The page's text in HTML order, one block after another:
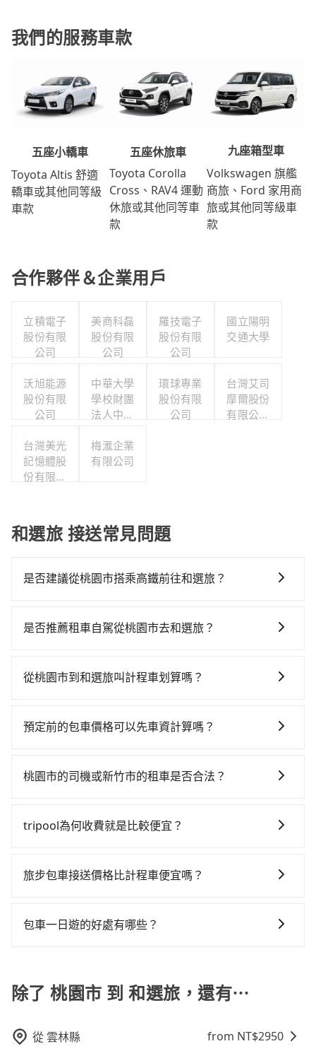
我們的服務車款
五座小轎車
Toyota Altis 舒適
轎車或其他同等級
車款
五座休旅車
Toyota Corolla
Cross、RAV4 運動
休旅或其他同等車
款
九座箱型車
Volkswagen 旗艦
商旅、Ford 家用商
旅或其他同等級車
款
合作夥伴＆企業用戶
立積電子
股份有限
公司
美商科磊
股份有限
公司
羅技電子
股份有限
公司
國立陽明
交通大學
沃旭能源
股份有限
公司
中華大學
學校財團
法人中華
環球專業
股份有限
公司
台灣艾司
摩爾股份
有限公司
台灣美光
記憶體股
份有限公
梅滙企業
有限公司
和選旅 接送常見問題
是否建議從桃園市搭乘高鐵前往和選旅？
時、轉車麻煩！桃園-新竹雖然一天最多時有61班車次，
桃園高鐵站，叫一輛計程車花費約400元、車程約20分
從桃園站前往新竹高鐵站，每人票價130元，再用5分鐘
地。全程加上轉車時間共1小時16分鐘，假設5位同行，
時47分鐘。選擇搭乘高鐵而不預約包車，不僅每人至少
以下要乘車，也可參考tripool的拼車共乘服務，最多可
是否推薦租車自駕從桃園市去和選旅？
時不需要閉目養神（因為要自己開車），最重要的是你
$115~205承租小轎車，每公里再額外加收$3.2，從桃園
返回），雖已將eTag和可能的每小時40元路邊停車費用
Yaris、Prius C、Vios這類乘坐體驗較差的車款，如果人
發現仍有上一組乘客遺留的垃圾或者撞凹的車門仍未被
還，又或者要還車時卻偏偏找不到停車位，對於急著用
距離，在遇到下雨天或者載行李時，就顯得非常不便。
從桃園市到和選旅叫計程車划算嗎？
灣大車隊、Uber、Line Taxi、Yoxi等，如果在路邊攔不
依照里程跳錶計算，價格約為1,535~1,800元間，若改選
叫兩輛計程車的費用就貴了，改預約一輛tripool的九人
預定前的包車價格可以先車資計算嗎？
無隱藏費用，讓您可以隨時掌握交通開支。
桃園市的司機或新竹市的租車是否合法？
車、私家車或野雞車在招攬生意，這不僅是違法可能被
都無法監控或追查。最好別為了省小錢而冒上不必要的
駕駛執照以及良民證外，車輛一定投保最高300萬乘客
tripool為何收費就是比較便宜？
一次使用tripool的會擔心價格比市價便宜不少，是不是
淘汰顧客評分較低的司機，且車輛均要求5年內新車，司
車率，也就是提高俗稱「回頭車」的比例。這不僅體現
雙十等）能用更少的司機來服務更多的旅客，意味著使
用到不熟悉的司機或者轉單給其他車行的情況比同行更
旅步包車接送價格比計程車便宜嗎？
遇塞車、停紅燈時等低速行駛時還需額外加價不同，旅
包車一日遊的好處有哪些？
體驗當地文化和風土人情，此外，包車還可以省去您自
己開車也無需擔心路線和交通的問題，更可以在舒適的
自在。
除了 桃園市 到 和選旅，還有⋯
從雲林縣 from NT$2950